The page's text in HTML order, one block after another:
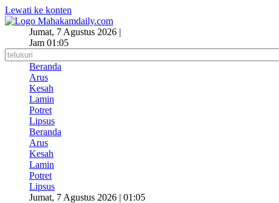
Lewati ke konten
Jumat, 7 Agustus 2026 |
Jam 01:05
Beranda
Arus
Kesah
Lamin
Potret
Lipsus
Beranda
Arus
Kesah
Lamin
Potret
Lipsus
Jumat, 7 Agustus 2026 | 01:05